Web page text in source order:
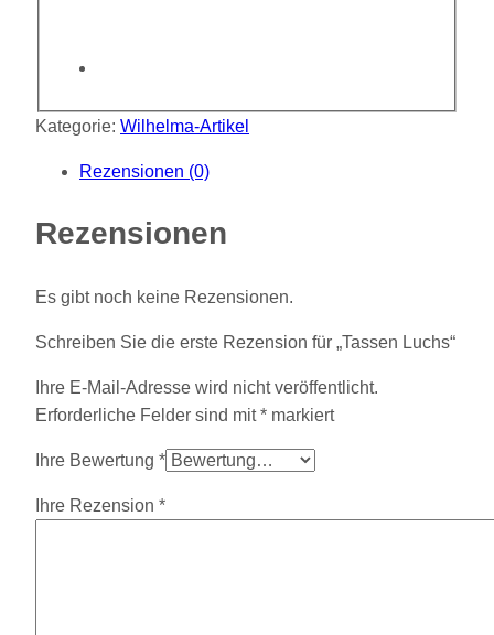
Kategorie: Wilhelma-Artikel
Rezensionen (0)
Rezensionen
Es gibt noch keine Rezensionen.
Schreiben Sie die erste Rezension für „Tassen Luchs“
Ihre E-Mail-Adresse wird nicht veröffentlicht.
Erforderliche Felder sind mit* markiert
Ihre Bewertung *
Ihre Rezension *